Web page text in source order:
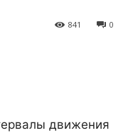
0
841
движения